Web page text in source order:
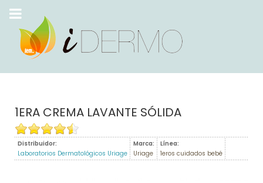
1ERA CREMA LAVANTE SÓLIDA
Distribuidor:
Laboratorios Dermatológicos Uriage
Marca:
Uriage
Línea:
1eros cuidados bebé